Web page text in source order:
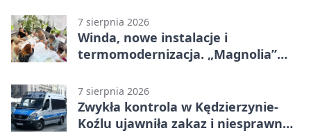
7 sierpnia 2026
Winda, nowe instalacje i
termomodernizacja. „Magnolia”
7 sierpnia 2026
Zwykła kontrola w Kędzierzynie-
Koźlu ujawniła zakaz i niesprawne